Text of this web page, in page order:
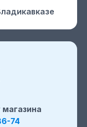
74